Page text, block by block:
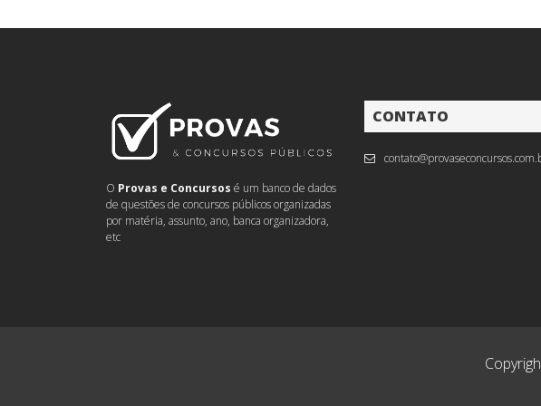
O Provas e Concursos é um banco de dados
de questões de concursos públicos organizadas
por matéria, assunto, ano, banca organizadora,
etc
CONTATO